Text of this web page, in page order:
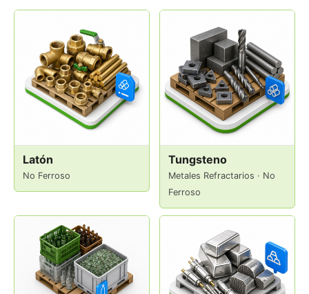
Latón
No Ferroso
Tungsteno
Metales Refractarios · No
Ferroso